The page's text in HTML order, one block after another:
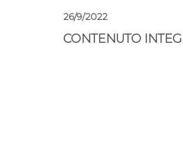
26/9/2022
CONTENUTO